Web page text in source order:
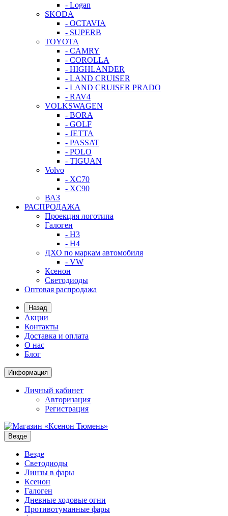
- Logan
SKODA
- OCTAVIA
- SUPERB
TOYOTA
- CAMRY
- COROLLA
- HIGHLANDER
- LAND CRUISER
- LAND CRUISER PRADO
- RAV4
VOLKSWAGEN
- BORA
- GOLF
- JETTA
- PASSAT
- POLO
- TIGUAN
Volvo
- XC70
- XC90
ВАЗ
РАСПРОДАЖА
Проекция логотипа
Галоген
- H3
- H4
ДХО по маркам автомобиля
- VW
Ксенон
Светодиоды
Оптовая распродажа
Назад
Акции
Контакты
Доставка и оплата
О нас
Блог
Информация
Личный кабинет
Авторизация
Регистрация
Везде
Везде
Светодиоды
Линзы в фары
Ксенон
Галоген
Дневные ходовые огни
Противотуманные фары